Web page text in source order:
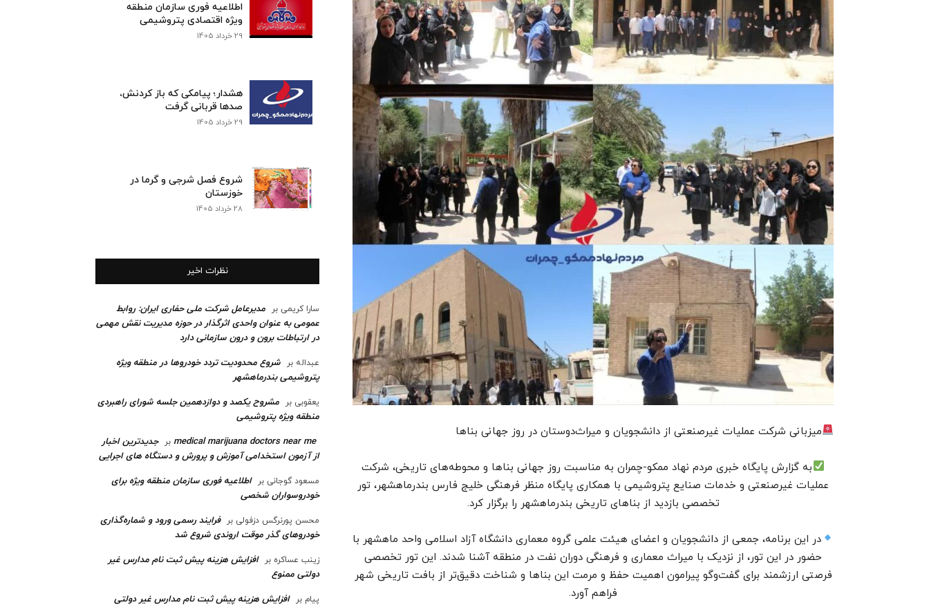
میزبانی شرکت عملیات غیرصنعتی از دانشجویان و میراث‌دوستان در روز جهانی بناها
به گزارش پایگاه خبری مردم نهاد ممکو-چمران به مناسبت روز جهانی بناها و محوطه‌های تاریخی، شرکت
عملیات غیرصنعتی و خدمات صنایع پتروشیمی با همکاری پایگاه منظر فرهنگی خلیج فارس بندرماهشهر، تور
تخصصی بازدید از بناهای تاریخی بندرماهشهر را برگزار کرد.
در این برنامه، جمعی از دانشجویان و اعضای هیئت علمی گروه معماری دانشگاه آزاد اسلامی واحد ماهشهر با
حضور در این تور، از نزدیک با میراث معماری و فرهنگی دوران نفت در منطقه آشنا شدند. این تور تخصصی
فرصتی ارزشمند برای گفت‌وگو پیرامون اهمیت حفظ و مرمت این بناها و شناخت دقیق‌تر از بافت تاریخی شهر
فراهم آورد.
اطلاعیه فوری سازمان منطقه
ویژه اقتصادی پتروشیمی
29 خرداد 1405
هشدار؛ پیامکی که باز کردنش،
صدها قربانی گرفت
29 خرداد 1405
شروع فصل شرجی و گرما در
خوزستان
28 خرداد 1405
نظرات اخیر
سارا کریمی بر
مدیرعامل شرکت ملی حفاری ایران: روابط
عمومی به عنوان واحدی اثرگذار در حوزه مدیریت نقش مهمی
در ارتباطات برون و درون سازمانی دارد
عبداله بر
شروع محدودیت تردد خودروها در منطقه ویژه
پتروشیمی بندرماهشهر
یعقوبی بر
مشروح یکصد و دوازدهمین جلسه شورای راهبردی
منطقه ویژه پتروشیمی‌
medical marijuana doctors near me بر
جدیدترین اخبار
از آزمون استخدامی آموزش و پرورش و دستگاه های اجرایی
مسعود گوجانی بر
اطلاعیه فوری سازمان منطقه ویژه برای
خودروسواران شخصی
محسن پورنرگس دزفولی بر
فرایند رسمی ورود و شماره‌گذاری
خودرو‌های گذر موقت اروندی شروع شد
زینب عساکره بر
افزایش هزینه پیش ثبت نام مدارس غیر
دولتی ممنوع
پیام بر
افزایش هزینه پیش ثبت نام مدارس غیر دولتی